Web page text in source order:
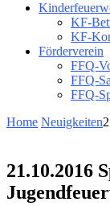
KF-
KF-
Förderverein
FFQ-
FFQ-
FFQ-
Home Neuigkeiten
21.10.2016